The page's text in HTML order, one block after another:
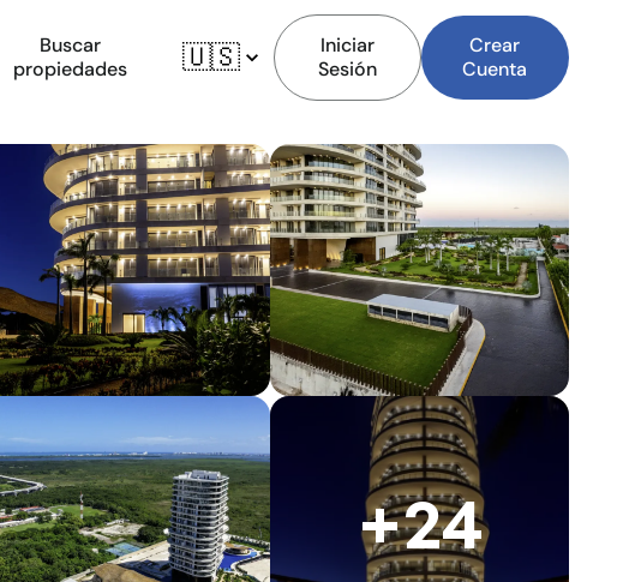
Buscar
propiedades
🇺🇸
Iniciar
Sesión
Crear
Cuenta
+24